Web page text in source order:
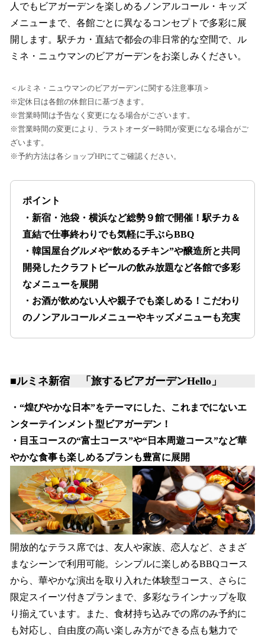
人でもビアガーデンを楽しめるノンアルコール・キッズ
メニューまで、各館ごとに異なるコンセプトで多彩に展
開します。駅チカ・直結で都会の非日常的な空間で、ル
ミネ・ニュウマンのビアガーデンをお楽しみください。
＜ルミネ・ニュウマンのビアガーデンに関する注意事項＞
※定休日は各館の休館日に基づきます。
※営業時間は予告なく変更になる場合がございます。
※営業時間の変更により、ラストオーダー時間が変更になる場合がご
ざいます。
※予約方法は各ショップHPにてご確認ください。
ポイント
・新宿・池袋・横浜など総勢９館で開催！駅チカ＆
直結で仕事終わりでも気軽に手ぶらBBQ
・韓国屋台グルメや“飲めるチキン”や醸造所と共同
開発したクラフトビールの飲み放題など各館で多彩
なメニューを展開
・お酒が飲めない人や親子でも楽しめる！こだわり
のノンアルコールメニューやキッズメニューも充実
■ルミネ新宿 「旅するビアガーデンHello」
・“煌びやかな日本”をテーマにした、これまでにないエ
ンターテインメント型ビアガーデン！
・目玉コースの“富士コース”や“日本周遊コース”など華
やかな食事も楽しめるプランも豊富に展開
開放的なテラス席では、友人や家族、恋人など、さまざ
まなシーンで利用可能。シンプルに楽しめるBBQコース
から、華やかな演出を取り入れた体験型コース、さらに
限定スイーツ付きプランまで、多彩なラインナップを取
り揃えています。また、食材持ち込みでの席のみ予約に
も対応し、自由度の高い楽しみ方ができる点も魅力で